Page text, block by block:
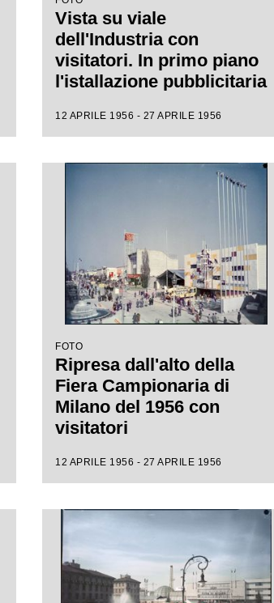
Vista su viale
dell'Industria con
visitatori. In primo piano
l'istallazione pubblicitaria
una fontana a forma di
12 APRILE 1956 - 27 APRILE 1956
FOTO
Ripresa dall'alto della
Fiera Campionaria di
Milano del 1956 con
visitatori
12 APRILE 1956 - 27 APRILE 1956